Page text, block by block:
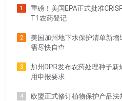
1
重磅！美国EPA正式批准
T1农药登记
2
美国加州地下水保护清单新
需尽快自查
3
加州DPR发布农药处理种子
用申报要求
4
欧盟正式修订植物保护产品